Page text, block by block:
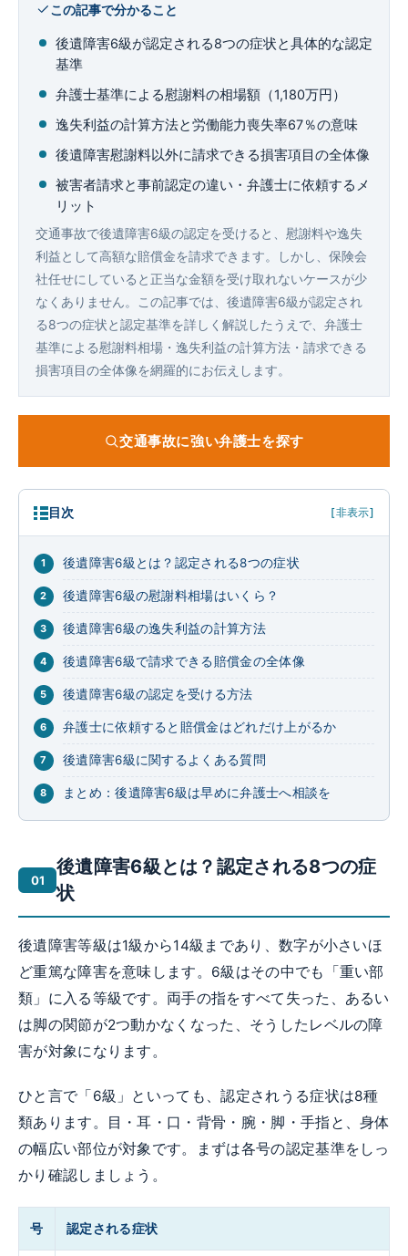
この記事で分かること
後遺障害6級が認定される8つの症状と具体的な認定
基準
弁護士基準による慰謝料の相場額（1,180万円）
逸失利益の計算方法と労働能力喪失率67％の意味
後遺障害慰謝料以外に請求できる損害項目の全体像
被害者請求と事前認定の違い・弁護士に依頼するメ
リット
交通事故で後遺障害6級の認定を受けると、慰謝料や逸失
利益として高額な賠償金を請求できます。しかし、保険会
社任せにしていると正当な金額を受け取れないケースが少
なくありません。この記事では、後遺障害6級が認定され
る8つの症状と認定基準を詳しく解説したうえで、弁護士
基準による慰謝料相場・逸失利益の計算方法・請求できる
損害項目の全体像を網羅的にお伝えします。
交通事故に強い弁護士を探す
目次 [非表示]
後遺障害6級とは？認定される8つの症状
後遺障害6級の慰謝料相場はいくら？
後遺障害6級の逸失利益の計算方法
後遺障害6級で請求できる賠償金の全体像
後遺障害6級の認定を受ける方法
弁護士に依頼すると賠償金はどれだけ上がるか
後遺障害6級に関するよくある質問
まとめ：後遺障害6級は早めに弁護士へ相談を
後遺障害6級とは？認定される8つの症
状
後遺障害等級は1級から14級まであり、数字が小さいほ
ど重篤な障害を意味します。6級はその中でも「重い部
類」に入る等級です。両手の指をすべて失った、あるい
は脚の関節が2つ動かなくなった、そうしたレベルの障
害が対象になります。
ひと言で「6級」といっても、認定されうる症状は8種
類あります。目・耳・口・背骨・腕・脚・手指と、身体
の幅広い部位が対象です。まずは各号の認定基準をしっ
かり確認しましょう。
号 認定される症状